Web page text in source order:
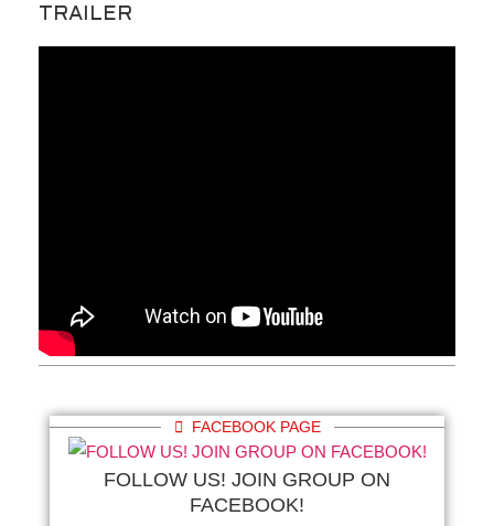
TRAILER
FACEBOOK PAGE
FOLLOW US! JOIN GROUP ON
FACEBOOK!